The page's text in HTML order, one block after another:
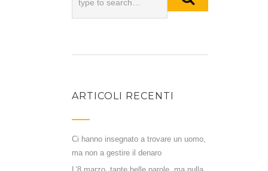
ARTICOLI RECENTI
Ci hanno insegnato a trovare un uomo,
ma non a gestire il denaro